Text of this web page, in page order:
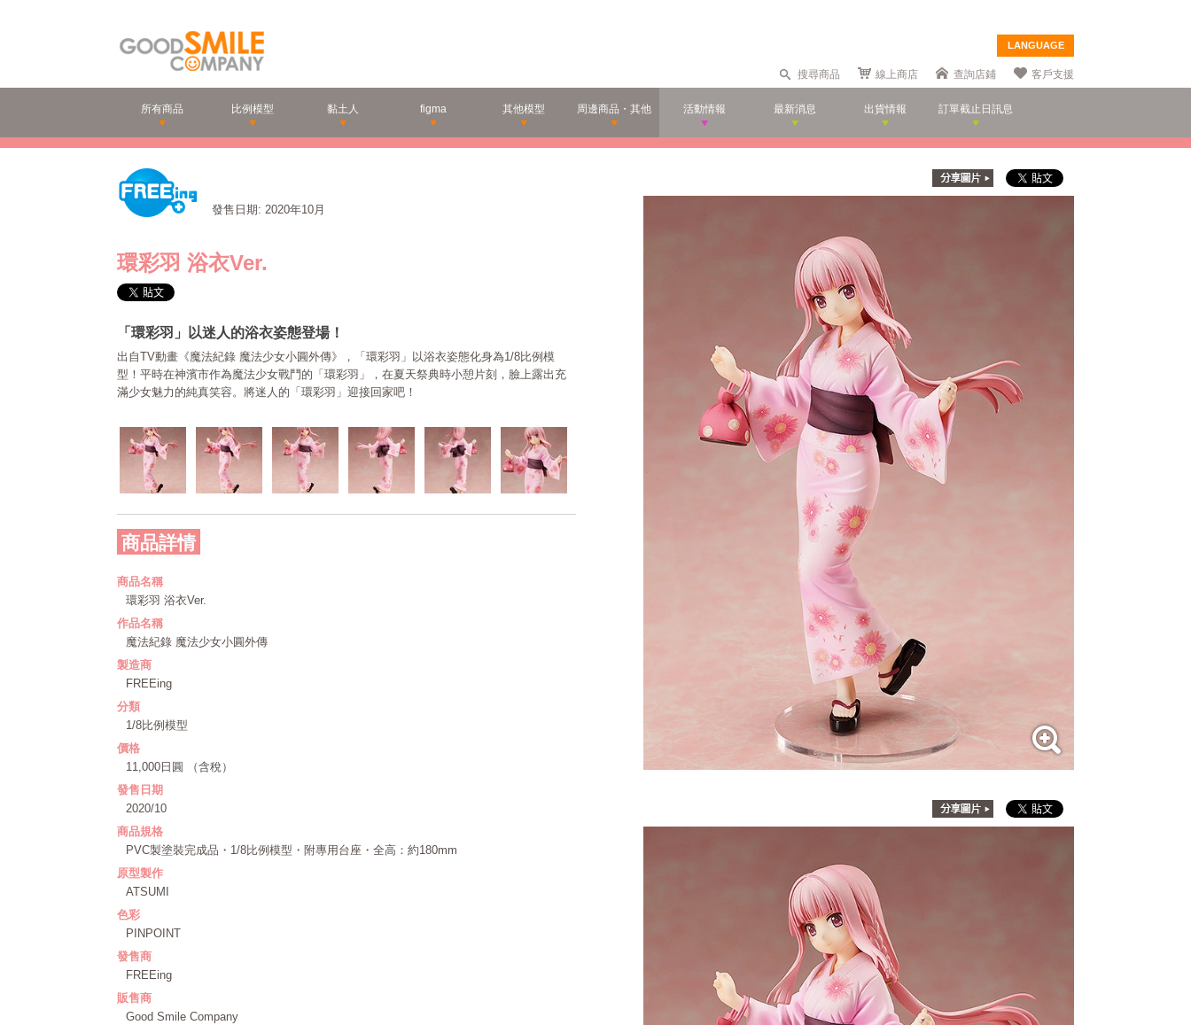
LANGUAGE
搜尋商品 線上商店 查詢店鋪 客戶支援
所有商品 比例模型 黏土人 figma 其他模型 周邊商品・其他 活動情報 最新消息 出貨情報 訂單截止日訊息
發售日期: 2020年10月
環彩羽 浴衣Ver.
「環彩羽」以迷人的浴衣姿態登場！
出自TV動畫《魔法紀錄 魔法少女小圓外傳》，「環彩羽」以浴衣姿態化身為1/8比例模
型！平時在神濱市作為魔法少女戰鬥的「環彩羽」，在夏天祭典時小憩片刻，臉上露出充
滿少女魅力的純真笑容。將迷人的「環彩羽」迎接回家吧！
商品詳情
商品名稱
環彩羽 浴衣Ver.
作品名稱
魔法紀錄 魔法少女小圓外傳
製造商
FREEing
分類
1/8比例模型
價格
11,000日圓 （含稅）
發售日期
2020/10
商品規格
PVC製塗裝完成品・1/8比例模型・附專用台座・全高：約180mm
原型製作
ATSUMI
色彩
PINPOINT
發售商
FREEing
販售商
Good Smile Company